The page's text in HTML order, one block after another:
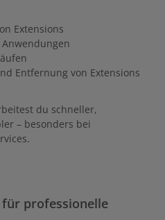
Extensions
Entfernung von Extensions
du schneller,
– besonders bei
professionelle